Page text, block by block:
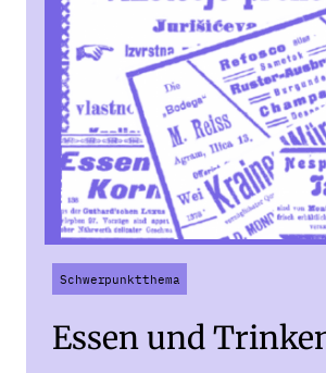
Schwerpunktthema
Essen und